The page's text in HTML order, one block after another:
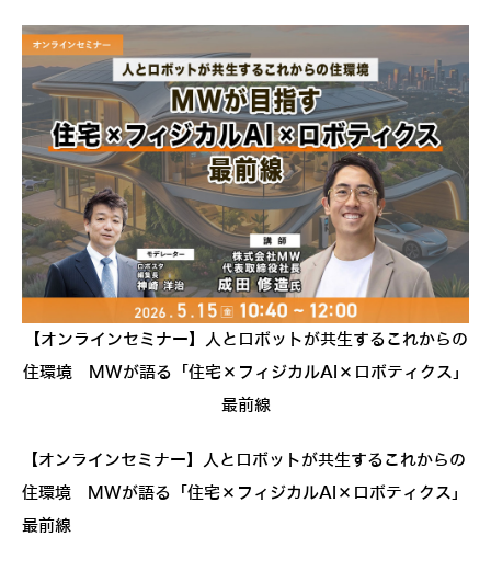
【オンラインセミナー】人とロボットが共生するこれからの
住環境 MWが語る「住宅×フィジカルAI×ロボティクス」
最前線
【オンラインセミナー】人とロボットが共生するこれからの
住環境 MWが語る「住宅×フィジカルAI×ロボティクス」
最前線